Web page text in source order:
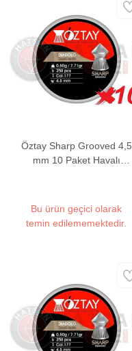
Öztay Sharp Grooved 4,5
mm 10 Paket Havalı
Bu ürün geçici olarak
temin edilememektedir.